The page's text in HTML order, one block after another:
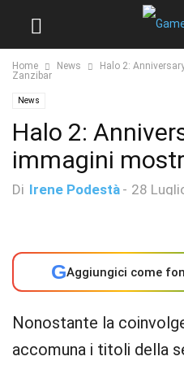
Home News
Halo 2:
Zanzibar
News
Halo 2:
immagini
Di Irene Podestà - 28
GAggiungici come
Nonostante la
accomuna i titoli della